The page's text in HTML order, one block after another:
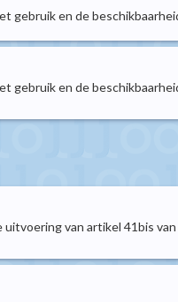
gebruik en de
gebruik en de
van artikel 41bis